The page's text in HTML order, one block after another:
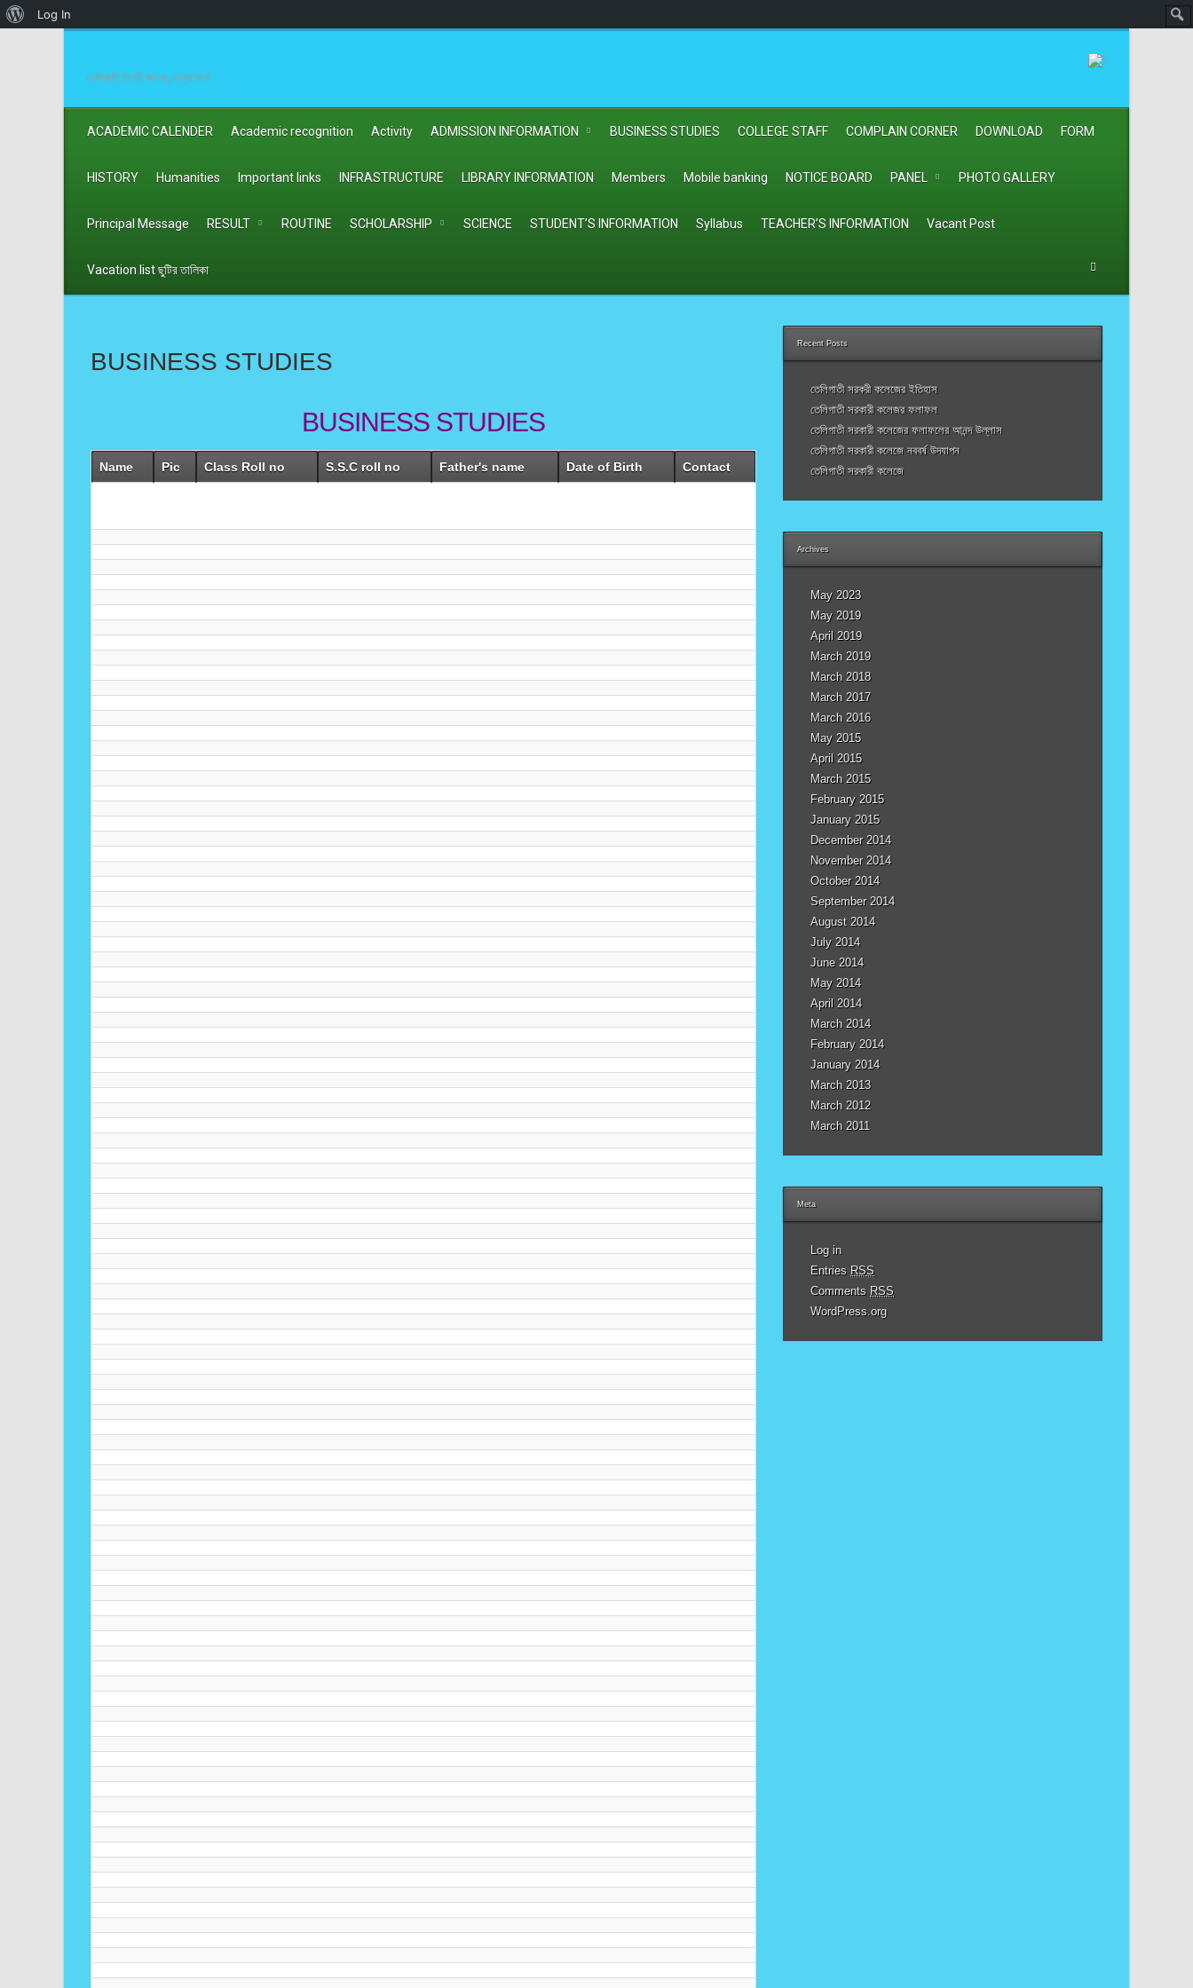
তেলিগাতি ডিগ্রী কলেজ,নেত্রকোনা
ACADEMIC CALENDER Academic recognition Activity ADMISSION INFORMATION BUSINESS STUDIES COLLEGE STAFF COMPLAIN CORNER DOWNLOAD FORM
HISTORY Humanities Important links INFRASTRUCTURE LIBRARY INFORMATION Members Mobile banking NOTICE BOARD PANEL PHOTO GALLERY
Principal Message RESULT ROUTINE SCHOLARSHIP SCIENCE STUDENT’S INFORMATION Syllabus TEACHER’S INFORMATION Vacant Post
Vacation list ছুটির তালিকা
BUSINESS STUDIES
BUSINESS STUDIES
Name Pic Class Roll no S.S.C roll no Father's name Date of Birth Contact
Recent Posts
তেলিগাতী সরকরী কলেজের ইতিহাস
তেলিগাতী সরকারী কলেজর ফলাফল
তেলিগাতী সরকারী কলেজের ফলাফলের আনন্দ উল্লাস
তেলিগাতী সরকারী কলেজে নববর্ষ উদযাপন
তেলিগাতী সরকারী কলেজে
Archives
May 2023
May 2019
April 2019
March 2019
March 2018
March 2017
March 2016
May 2015
April 2015
March 2015
February 2015
January 2015
December 2014
November 2014
October 2014
September 2014
August 2014
July 2014
June 2014
May 2014
April 2014
March 2014
February 2014
January 2014
March 2013
March 2012
March 2011
Meta
Log in
Entries RSS
Comments RSS
WordPress.org
About
Log In